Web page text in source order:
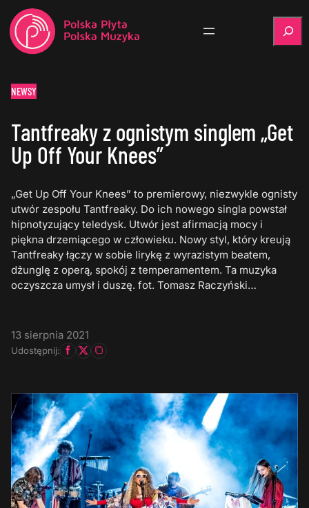
NEWSY
Tantfreaky z ognistym singlem „Get
Up Off Your Knees”
„Get Up Off Your Knees” to premierowy, niezwykle ognisty
utwór zespołu Tantfreaky. Do ich nowego singla powstał
hipnotyzujący teledysk. Utwór jest afirmacją mocy i
piękna drzemiącego w człowieku. Nowy styl, który kreują
Tantfreaky łączy w sobie lirykę z wyrazistym beatem,
dżunglę z operą, spokój z temperamentem. Ta muzyka
oczyszcza umysł i duszę. fot. Tomasz Raczyński…
13 sierpnia 2021
Udostępnij: